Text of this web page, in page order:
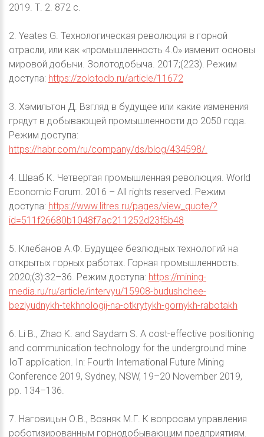
2019. Т. 2. 872 с.
2. Yeates G. Технологическая революция в горной
отрасли, или как «промышленность 4.0» изменит основы
мировой добычи. Золотодобыча. 2017;(223). Режим
доступа: https://zolotodb.ru/article/11672
3. Хэмильтон Д. Взгляд в будущее или какие изменения
грядут в добывающей промышленности до 2050 года.
Режим доступа:
https://habr.com/ru/company/ds/blog/434598/.
4. Шваб К. Четвертая промышленная революция. World
Economic Forum. 2016 – All rights reserved. Режим
доступа: https://www.litres.ru/pages/view_quote/?
id=511f26680b1048f7ac211252d23f5b48
5. Клебанов А.Ф. Будущее безлюдных технологий на
открытых горных работах. Горная промышленность.
2020;(3):32–36. Режим доступа: https://mining-
media.ru/ru/article/intervyu/15908-budushchee-
bezlyudnykh-tekhnologij-na-otkrytykh-gornykh-rabotakh
6. Li B., Zhao K. and Saydam S. А cost-effective positioning
and communication technology for the underground mine
IoT application. In: Fourth International Future Mining
Conference 2019, Sydney, NSW, 19–20 November 2019,
pp. 134–136.
7. Наговицын О.В., Возняк М.Г. К вопросам управления
роботизированным горнодобывающим предприятиям.